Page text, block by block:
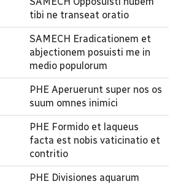
tibi ne transeat oratio
SAMECH Eradicationem et
abjectionem posuisti me in
medio populorum
PHE Aperuerunt super nos os
suum omnes inimici
PHE Formido et laqueus
facta est nobis vaticinatio et
contritio
PHE Divisiones aquarum